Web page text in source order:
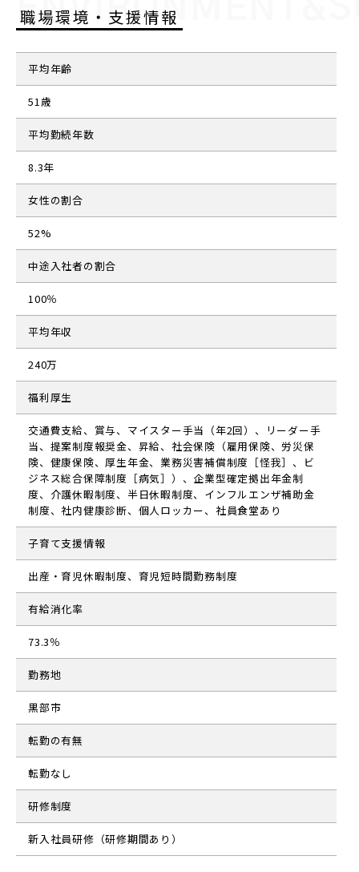
職場環境・支援情報
平均年齢
51歳
平均勤続年数
8.3年
女性の割合
52%
中途入社者の割合
100％
平均年収
240万
福利厚生
交通費支給、賞与、マイスター手当（年2回）、リーダー手
当、提案制度報奨金、昇給、社会保険（雇用保険、労災保
険、健康保険、厚生年金、業務災害補償制度［怪我］、ビ
ジネス総合保障制度［病気］）、企業型確定拠出年金制
度、介護休暇制度、半日休暇制度、インフルエンザ補助金
制度、社内健康診断、個人ロッカー、社員食堂あり
子育て支援情報
出産・育児休暇制度、育児短時間勤務制度
有給消化率
73.3％
勤務地
黒部市
転勤の有無
転勤なし
研修制度
新入社員研修（研修期間あり）